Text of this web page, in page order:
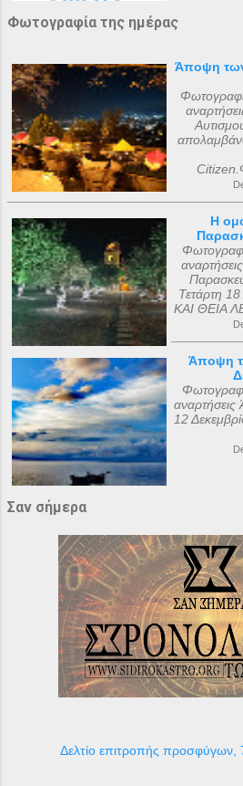
Φωτογραφία της ημέρας
Άποψη
Η
Τετάρτη
ΚΑΙ ΘΕΙΑ
Άποψη
αναρτήσεις
12
Σαν σήμερα
Δελτίο επιτροπής